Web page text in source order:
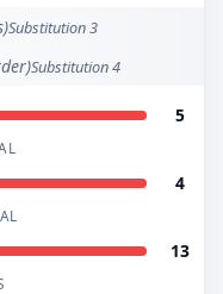
Substitution 3
Substitution 4
5
4
13